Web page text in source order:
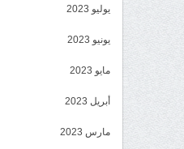
يوليو 2023
يونيو 2023
مايو 2023
أبريل 2023
مارس 2023